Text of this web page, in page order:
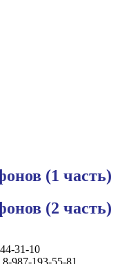
(1 часть)
(2 часть)
31-10